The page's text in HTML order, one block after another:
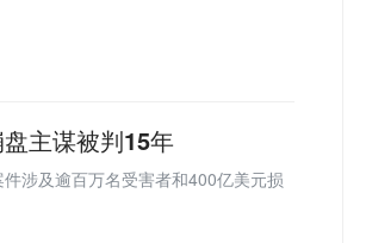
主谋被判15年
涉及逾百万名受害者和400亿美元损